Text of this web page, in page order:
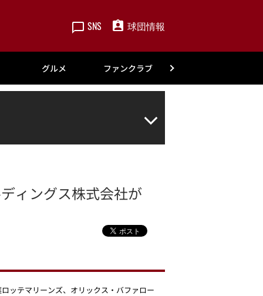
SNS 球団情報
グルメ ファンクラブ
ィングス株式会社が
ッテマリーンズ、オリックス・バファロー